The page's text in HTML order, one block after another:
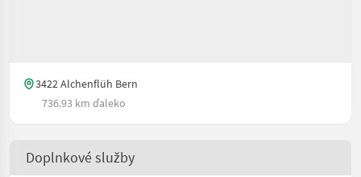
3422 Alchenflüh Bern
736.93 km ďaleko
Doplnkové služby